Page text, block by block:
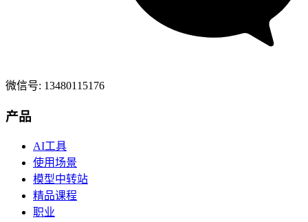
微信号: 13480115176
产品
AI工具
使用场景
模型中转站
精品课程
职业